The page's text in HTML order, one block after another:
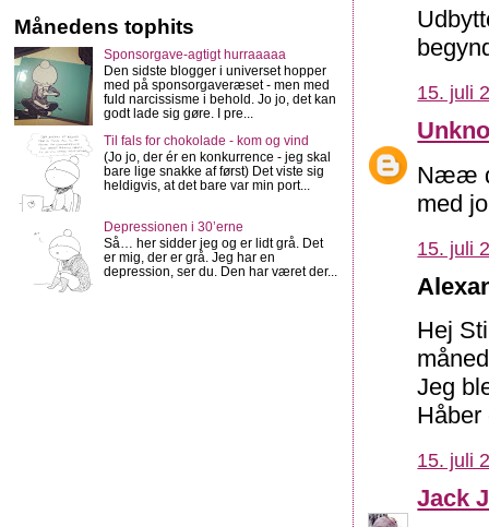
15. juli
Nææ
med
15. juli
Hej
Jeg
Håber
15. juli
Jack J
Månedens tophits
Sponsorgave-agtigt hurraaaaa
Den sidste blogger i universet hopper
med på sponsorgaveræset - men med
fuld narcissisme i behold. Jo jo, det kan
godt lade sig gøre. I pre...
Til fals for chokolade - kom og vind
(Jo jo, der ér en konkurrence - jeg skal
bare lige snakke af først) Det viste sig
heldigvis, at det bare var min port...
Depressionen i 30’erne
Så… her sidder jeg og er lidt grå. Det
er mig, der er grå. Jeg har en
depression, ser du. Den har været der...